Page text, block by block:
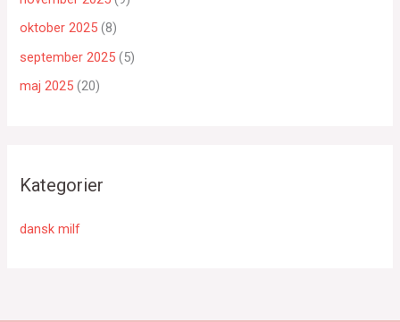
oktober 2025 (8)
september 2025 (5)
maj 2025 (20)
Kategorier
dansk milf